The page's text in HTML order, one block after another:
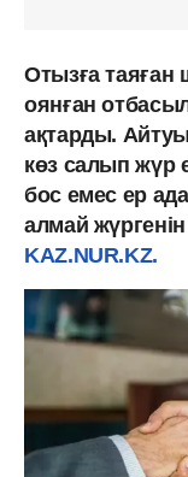
Отызға таяған
оянған
ақтарды.
көз салып жүр
бос емес ер
алмай
KAZ.NUR.KZ.